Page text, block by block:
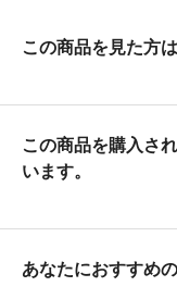
この商品を見た方
この商品を購入さ
います。
あなたにおすすめ